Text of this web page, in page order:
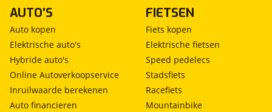
AUTO'S
Auto kopen
Elektrische auto's
Hybride auto's
Online Autoverkoopservice
Inruilwaarde berekenen
Auto financieren
FIETSEN
Fiets kopen
Elektrische fietsen
Speed pedelecs
Stadsfiets
Racefiets
Mountainbike